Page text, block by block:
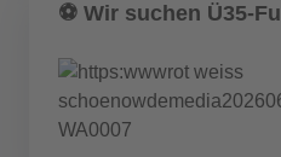
⚽️ Wir suchen Ü35-